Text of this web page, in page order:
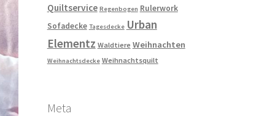
Quiltservice Regenbogen Rulerwork
Sofadecke Tagesdecke Urban
Elementz Waldtiere Weihnachten
Weihnachtsdecke Weihnachtsquilt
Meta